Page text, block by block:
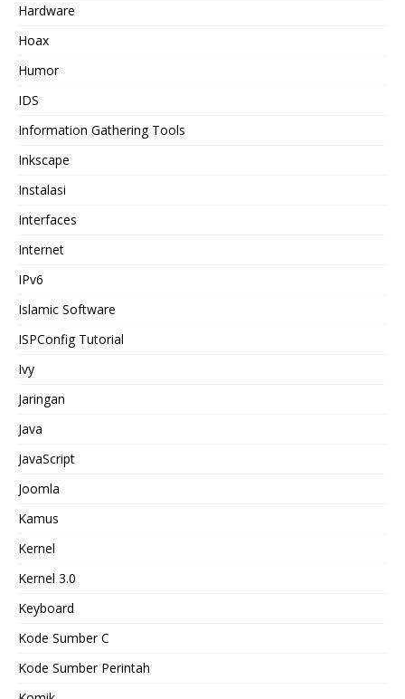
Hardware
Hoax
Humor
IDS
Information Gathering Tools
Inkscape
Instalasi
Interfaces
Internet
IPv6
Islamic Software
ISPConfig Tutorial
Ivy
Jaringan
Java
JavaScript
Joomla
Kamus
Kernel
Kernel 3.0
Keyboard
Kode Sumber C
Kode Sumber Perintah